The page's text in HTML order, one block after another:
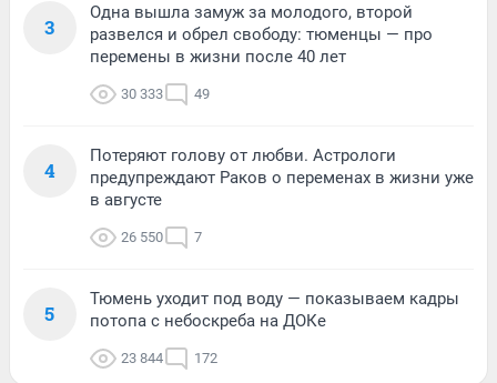
3
Одна вышла замуж за молодого, второй
развелся и обрел свободу: тюменцы — про
перемены в жизни после 40 лет
30 333 49
4
Потеряют голову от любви. Астрологи
предупреждают Раков о переменах в жизни уже
в августе
26 550 7
5
Тюмень уходит под воду — показываем кадры
потопа с небоскреба на ДОКе
23 844 172